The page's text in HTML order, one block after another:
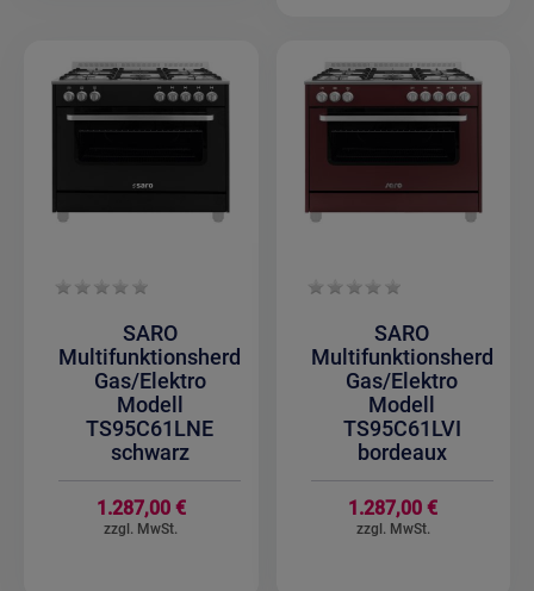
SARO
Multifunktionsherd
Gas/Elektro
Modell
TS95C61LNE
schwarz
1.287,00 €
SARO
Multifunktionsherd
Gas/Elektro
Modell
TS95C61LVI
bordeaux
1.287,00 €